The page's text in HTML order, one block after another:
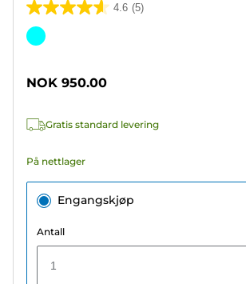
4.6 (5)
4.6
av
Fargekassett
NOK 950.00
Gratis standard levering
På nettlager
Engangskjøp
Antall
1